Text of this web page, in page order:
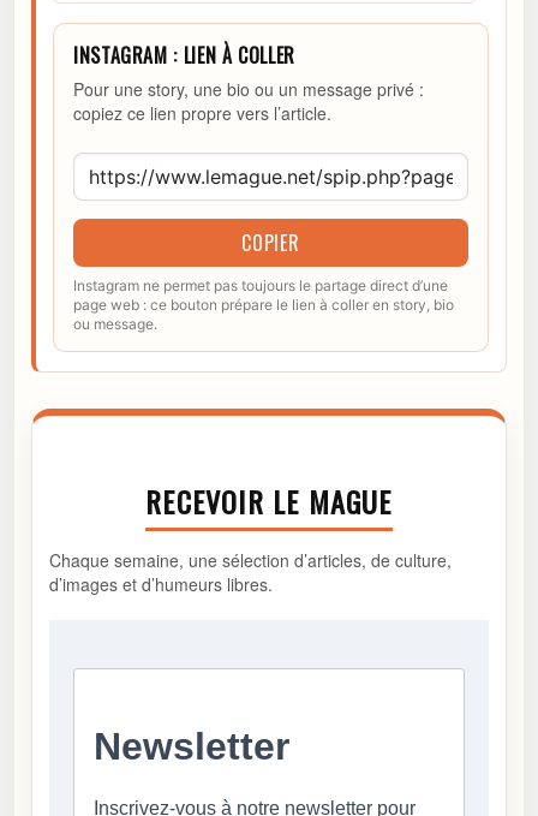
INSTAGRAM : LIEN À COLLER
Pour une story, une bio ou un message privé :
copiez ce lien propre vers l’article.
COPIER
Instagram ne permet pas toujours le partage direct d’une
page web : ce bouton prépare le lien à coller en story, bio
ou message.
RECEVOIR LE MAGUE
Chaque semaine, une sélection d’articles, de culture,
d’images et d’humeurs libres.